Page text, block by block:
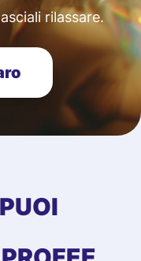
rilassare.